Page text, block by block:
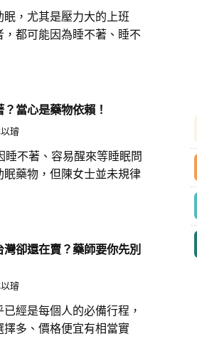
，尤其是壓力大的上班
都可能因為睡不著、睡不
當心是藥物依賴！
璿
不著、容易醒來等睡眠問
藥物，但陳女士並未規律
卻還在賣？藥師要你先別
璿
經是每個人的必備行程，
多、價格便宜有相當實